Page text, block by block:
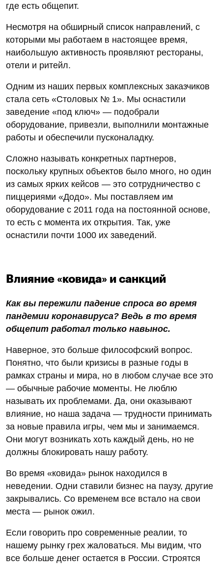
где есть общепит.
Несмотря на обширный список направлений, с
которыми мы работаем в настоящее время,
наибольшую активность проявляют рестораны,
отели и ритейл.
Одним из наших первых комплексных заказчиков
стала сеть «Столовых № 1». Мы оснастили
заведение «под ключ» — подобрали
оборудование, привезли, выполнили монтажные
работы и обеспечили пусконаладку.
Сложно называть конкретных партнеров,
поскольку крупных объектов было много, но один
из самых ярких кейсов — это сотрудничество с
пиццериями «Додо». Мы поставляем им
оборудование с 2011 года на постоянной основе,
то есть с момента их открытия. Так, уже
оснастили почти 1000 их заведений.
Влияние «ковида» и санкций
Как вы пережили падение спроса во время
пандемии коронавируса? Ведь в то время
общепит работал только навынос.
Наверное, это больше философский вопрос.
Понятно, что были кризисы в разные годы в
рамках страны и мира, но в любом случае все это
— обычные рабочие моменты. Не люблю
называть их проблемами. Да, они оказывают
влияние, но наша задача — трудности принимать
за новые правила игры, чем мы и занимаемся.
Они могут возникать хоть каждый день, но не
должны блокировать нашу работу.
Во время «ковида» рынок находился в
неведении. Одни ставили бизнес на паузу, другие
закрывались. Со временем все встало на свои
места — рынок ожил.
Если говорить про современные реалии, то
нашему рынку грех жаловаться. Мы видим, что
все больше денег остается в России. Строятся